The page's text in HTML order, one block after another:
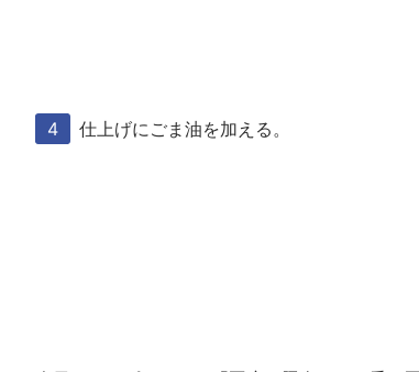
仕上げにごま油を加える。